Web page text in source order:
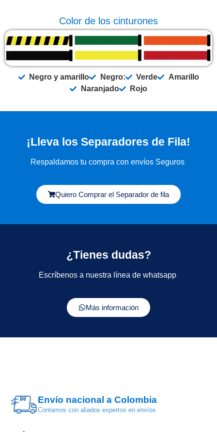
Color de los cinturones
Negro y amarillo Negro: Verde
Amarillo
Naranjado
Rojo
¡Lleva los Separadores de Fila!
Respaldamos tu compra con envíos Seguros
Quiero Comprar el Separador de fila
¿Tienes dudas?
Escríbenos a nuestra línea de whatsapp
Más información
Envío nacional a Colombia
Contamos con aliados expertos en envíos